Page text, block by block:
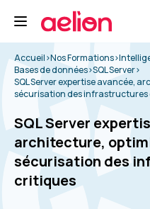
Accueil>Nos Formations>
Bases de données>SQL Server>
SQL Server expertise avancée,
sécurisation des
SQL Server
architecture,
sécurisation des
critiques